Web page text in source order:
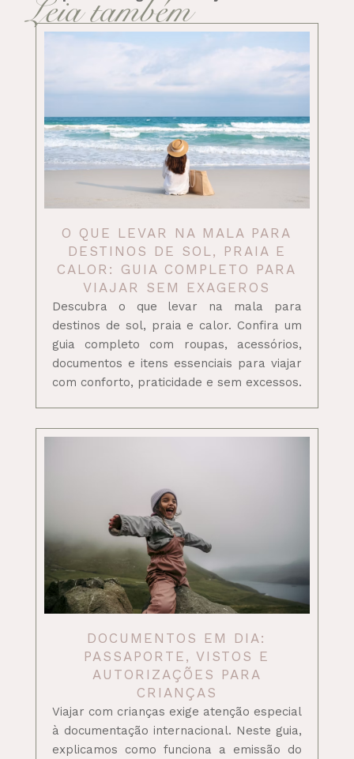
Leia também
O QUE LEVAR NA MALA PARA
DESTINOS DE SOL, PRAIA E
CALOR: GUIA COMPLETO PARA
VIAJAR SEM EXAGEROS
Descubra o que levar na mala para
destinos de sol, praia e calor. Confira um
guia completo com roupas, acessórios,
documentos e itens essenciais para viajar
com conforto, praticidade e sem excessos.
DOCUMENTOS EM DIA:
PASSAPORTE, VISTOS E
AUTORIZAÇÕES PARA
CRIANÇAS
Viajar com crianças exige atenção especial
à documentação internacional. Neste guia,
explicamos como funciona a emissão do